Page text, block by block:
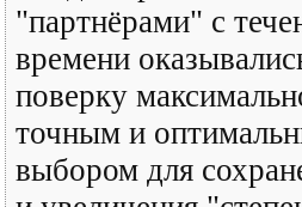
"партнёрами" с
времени
поверку
точным и
выбором для